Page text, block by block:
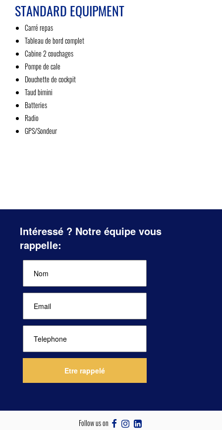
STANDARD EQUIPMENT
Carré repas
Tableau de bord complet
Cabine 2 couchages
Pompe de cale
Douchette de cockpit
Taud bimini
Batteries
Radio
GPS/Sondeur
Intéressé ? Notre équipe vous
rappelle:
Follow us on